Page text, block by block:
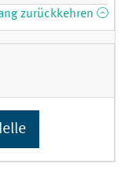
zurückkehren